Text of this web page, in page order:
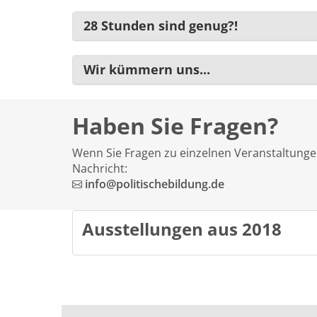
28 Stunden sind genug?!
Wir kümmern uns...
Haben Sie Fragen?
Wenn Sie Fragen zu einzelnen
Nachricht:
info@politischebildung.de
Ausstellungen aus 2018